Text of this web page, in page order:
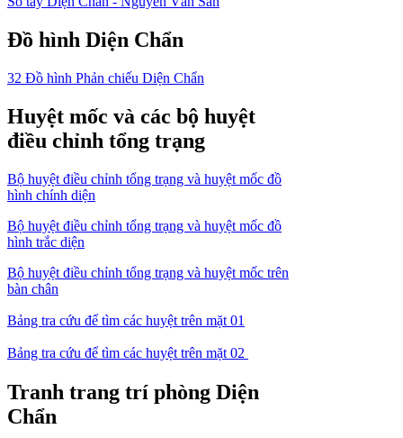
Đồ hình Diện Chẩn
32 Đồ hình Phản chiếu Diện Chẩn
Huyệt mốc và các bộ huyệt
điều chỉnh tổng trạng
Bộ huyệt điều chỉnh tổng trạng và huyệt mốc đồ
hình chính diện
Bộ huyệt điều chỉnh tổng trạng và huyệt mốc đồ
hình trắc diện
Bộ huyệt điều chỉnh tổng trạng và huyệt mốc trên
bàn chân
Bảng tra cứu để tìm các huyệt trên mặt 01
Bảng tra cứu để tìm các huyệt trên mặt 02
Tranh trang trí phòng Diện
Chẩn